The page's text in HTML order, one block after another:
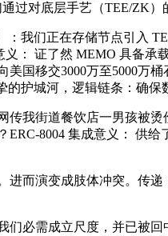
过对底层手艺（TEE/ZK）
们正在存储节点引入
： 证了然 MEMO 具备
国移交3000万至5000万
护城河，逻辑链条：确
街道餐饮店一男孩被烫
8004 集成意义： 供
演变成肢体冲突。传递
必需成立尺度，并已被